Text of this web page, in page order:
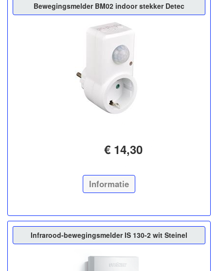
Bewegingsmelder BM02 indoor stekker Detec
€ 14,30
Informatie
Infrarood-bewegingsmelder IS 130-2 wit Steinel